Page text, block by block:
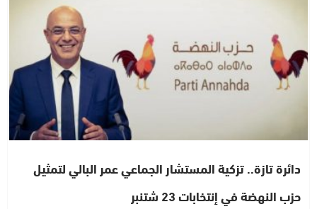
دائرة تازة.. تزكية المستشار الجماعي عمر البالي لتمثيل
حزب النهضة في إنتخابات 23 شتنبر